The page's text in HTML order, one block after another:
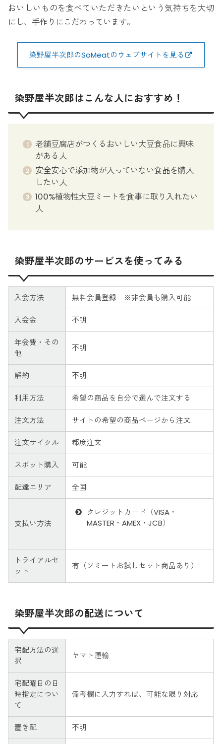
おいしいものを食べていただきたいという気持ちを大切
にし、手作りにこだわっています。
染野屋半次郎のSoMeatのウェブサイトを見る
染野屋半次郎はこんな人におすすめ！
老舗豆腐店がつくるおいしい大豆食品に興味
がある人
安全安心で添加物が入っていない食品を購入
したい人
100%植物性大豆ミートを食事に取り入れたい
人
染野屋半次郎のサービスを使ってみる
入会方法 無料会員登録 ※非会員も購入可能
入会金 不明
年会費・その
他
不明
解約 不明
利用方法 希望の商品を自分で選んで注文する
注文方法 サイトの希望の商品ページから注文
注文サイクル 都度注文
スポット購入 可能
配達エリア 全国
支払い方法
クレジットカード（VISA・
MASTER・AMEX・JCB）
トライアルセ
ット
有（ソミートお試しセット商品あり）
染野屋半次郎の配送について
宅配方法の選
択
ヤマト運輸
宅配曜日の日
時指定につい
て
備考欄に入力すれば、可能な限り対応
置き配 不明